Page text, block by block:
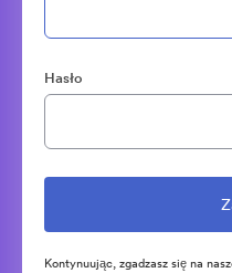
Hasło
Kontynuując, zgadzasz się na